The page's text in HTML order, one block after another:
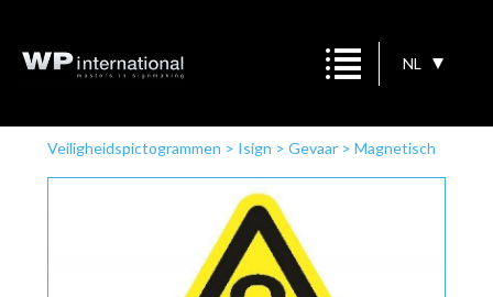
NL
Veiligheidspictogrammen > Isign > Gevaar> Magnetisch